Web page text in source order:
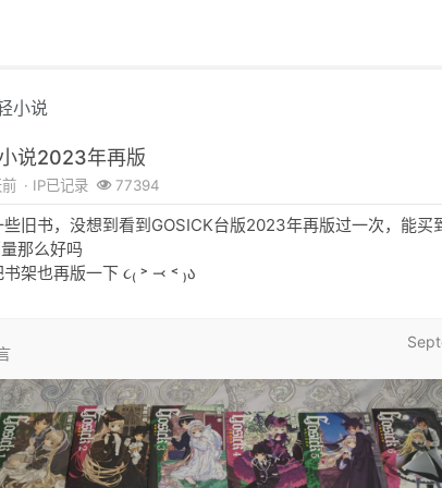
小说
说2023年再版
· IP已记录 77394
旧书，没想到看到GOSICK台版2023年再版过一次，能买
那么好吗
架也再版一下 ૮₍ ˃ ⤙ ˂ ₎ა